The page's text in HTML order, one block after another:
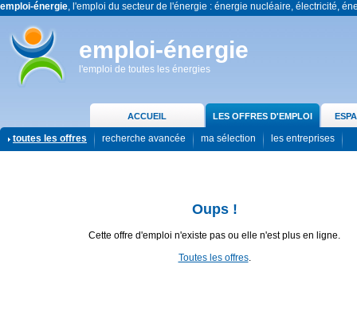
emploi-énergie, l'emploi du secteur de l'énergie : énergie nucléaire, électricité,
emploi-énergie
l'emploi de toutes les énergies
ACCUEIL LES OFFRES D'EMPLOI
toutes les offres recherche avancée ma sélection les entreprises
Oups !
Cette offre d'emploi n'existe pas ou elle n'est plus en ligne.
Toutes les offres.